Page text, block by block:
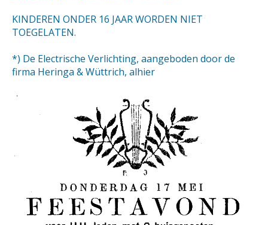
KINDEREN ONDER 16 JAAR WORDEN NIET
TOEGELATEN.
*) De Electrische Verlichting, aangeboden door de
firma Heringa & Wüttrich, alhier